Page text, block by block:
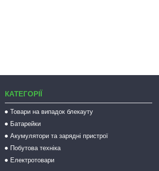
КАТЕГОРІЇ
Товари на випадок блекауту
Батарейки
Акумулятори та зарядні пристрої
Побутова техніка
Електротовари